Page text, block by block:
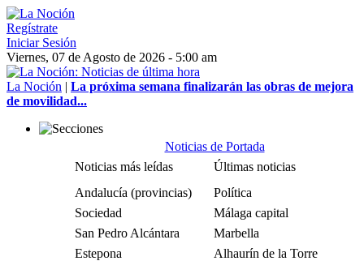
Regístrate
Iniciar Sesión
Viernes, 07 de Agosto de 2026 - 5:00 am
La Noción | La próxima semana finalizarán las obras de mejora
de movilidad...
Noticias de Portada
Noticias más leídas
Últimas noticias
Andalucía (provincias)
Política
Sociedad
Málaga capital
San Pedro Alcántara
Marbella
Estepona
Alhaurín de la Torre